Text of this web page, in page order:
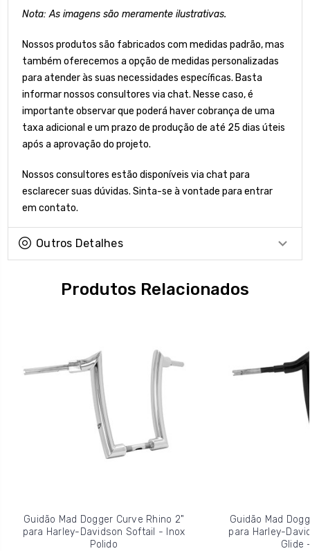
Nota: As imagens são meramente ilustrativas.
Nossos produtos são fabricados com medidas padrão, mas
também oferecemos a opção de medidas personalizadas
para atender às suas necessidades específicas. Basta
informar nossos consultores via chat. Nesse caso, é
importante observar que poderá haver cobrança de uma
taxa adicional e um prazo de produção de até 25 dias úteis
após a aprovação do projeto.
Nossos consultores estão disponíveis via chat para
esclarecer suas dúvidas. Sinta-se à vontade para entrar
em contato.
Outros Detalhes
Produtos Relacionados
Guidão Mad Dogger Curve Rhino 2"
para Harley-Davidson Softail - Inox
Polido
Guidão Mad
para Harley-
Glide